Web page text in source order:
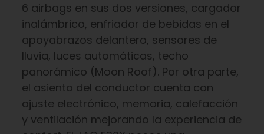
6 airbags en sus dos versiones, cargador
inalámbrico, enfriador de bebidas en el
apoyabrazos delantero, sensores de
lluvia, luces automáticas, techo
panorámico (Moon Roof). Por otra parte,
el asiento del conductor cuenta con
ajuste electrónico, memoria, calefacción
y ventilación mejorando la experiencia de